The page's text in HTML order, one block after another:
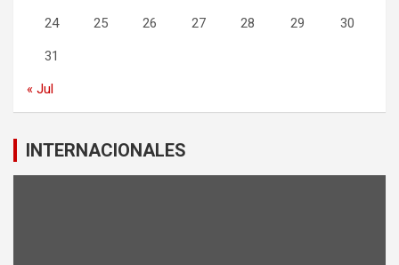
24 25 26 27 28 29 30
31
« Jul
INTERNACIONALES